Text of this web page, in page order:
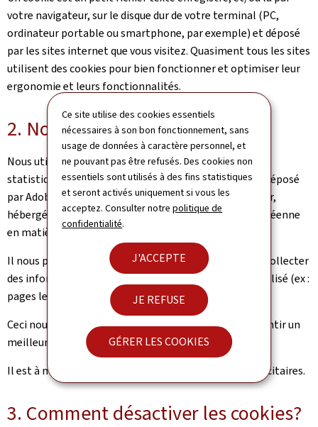
Ce site utilise des cookies essentiels
nécessaires à son bon fonctionnement, sans
usage de données à caractère personnel, et
ne pouvant pas être refusés. Des cookies non
essentiels sont utilisés à des fins statistiques
et seront activés uniquement si vous les
acceptez. Consulter notrepolitique de
confidentialité.
J'ACCEPTE
JE REFUSE
GÉRER LES COOKIES
votre navigateur, sur le disque dur de votre terminal (PC,
ordinateur portable ou smartphone, par exemple) et déposé
par les sites internet que vous visitez. Quasiment tous les sites
utilisent des cookies pour bien fonctionner et optimiser leur
ergonomie et leurs fonctionnalités.
2. Nos cookies
Nous utilisons des cookies dans le cadre de l’analyse
statistiques de la fréquentation du site. Le cookie est déposé
par Adobe analytics. Adobe Analytics est un produit tier,
hébergé en Europe et répondant à la législation européenne
en matière de protection des données.
Il nous permet de compter le nombre de visiteurs, de collecter
des informations sur la manière dont notre site est utilisé (ex :
pages les plus vues, temps de visite, etc.).
Ceci nous permet d’améliorer notre site pour vos garantir un
meilleur accès à l’information.
Il est à noter que nous n’utilisons pas de cookies publicitaires.
3. Comment désactiver les cookies?